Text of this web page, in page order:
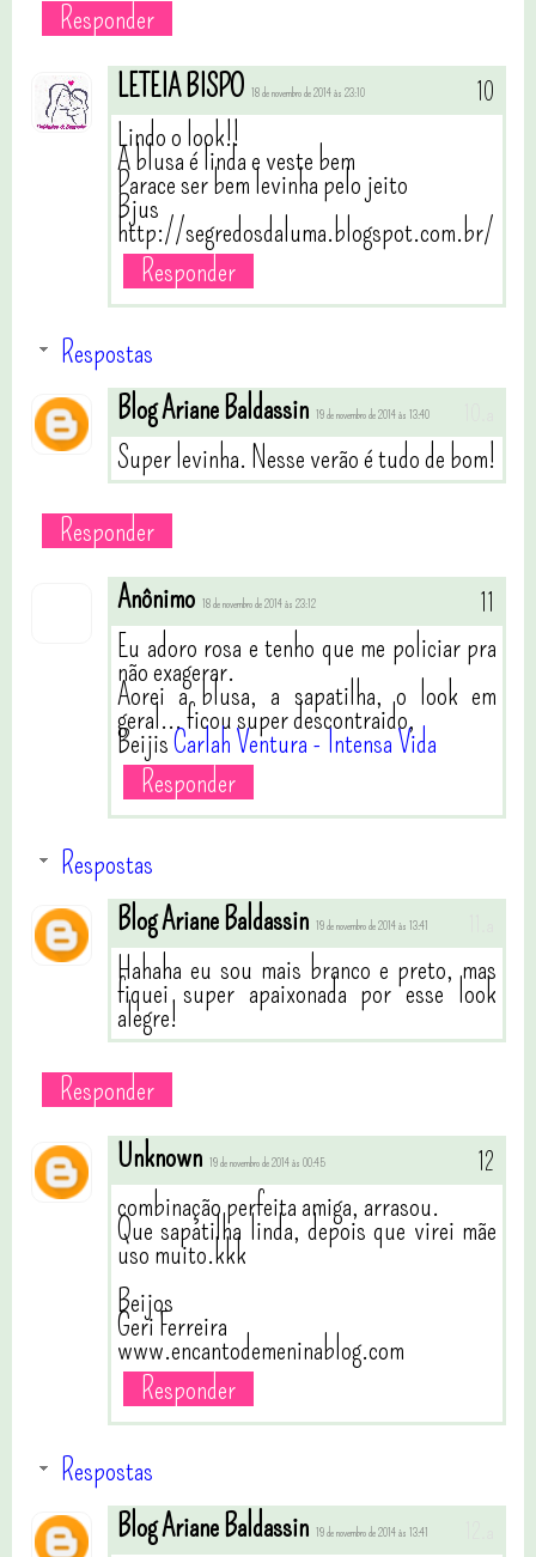
Responder
LETEIA BISPO 18 de novembro de 2014 às 23:10
Lindo o look!!
A blusa é linda e veste bem
Parace ser bem levinha pelo jeito
Bjus
http://segredosdaluma.blogspot.com.br/
Responder
Respostas
Blog Ariane Baldassin 19 de novembro de 2014 às 13:40
Super levinha. Nesse verão é tudo de bom!
Responder
Anônimo 18 de novembro de 2014 às 23:12
Eu adoro rosa e tenho que me policiar pra
não exagerar.
Aorei a blusa, a sapatilha, o look em
geral... ficou super descontraido,
BeijisCarlah Ventura - Intensa Vida
Responder
Respostas
Blog Ariane Baldassin 19 de novembro de 2014 às 13:41
Hahaha eu sou mais branco e preto, mas
fiquei super apaixonada por esse look
alegre!
Responder
Unknown 19 de novembro de 2014 às 00:45
combinação perfeita amiga, arrasou.
Que sapatilha linda, depois que virei mãe
uso muito.kkk
Beijos
Geri Ferreira
www.encantodemeninablog.com
Responder
Respostas
Blog Ariane Baldassin 19 de novembro de 2014 às 13:41